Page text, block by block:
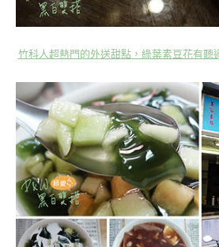
竹科人超熱門的外送甜點，綠葉素豆花有聽